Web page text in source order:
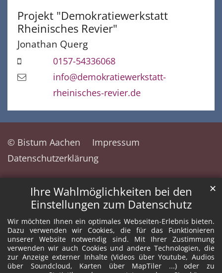
Ihre Wahlmöglichkeiten bei den
Einstellungen zum Datenschutz
Wir möchten Ihnen ein optimales Webseiten-Erlebnis bieten.
Dazu verwenden wir Cookies, die für das Funktionieren
unserer Website notwendig sind. Mit Ihrer Zustimmung
verwenden wir auch Cookies und andere Technologien, die
zur Anzeige externer Inhalte (Videos über Youtube, Audios
über Soundcloud, Karten über MapTiler ...) oder zu
✕
Projekt "Demokratiewerkstatt
Rheinisches Revier"
Jonathan Querg
0157-54336068
info@demokratiewerkstatt-
rheinisches-revier.de
© Bistum Aachen
Impressum
Datenschutzerklärung